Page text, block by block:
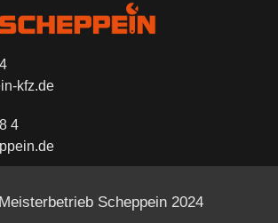
kfz.de
4
Scheppein 2024